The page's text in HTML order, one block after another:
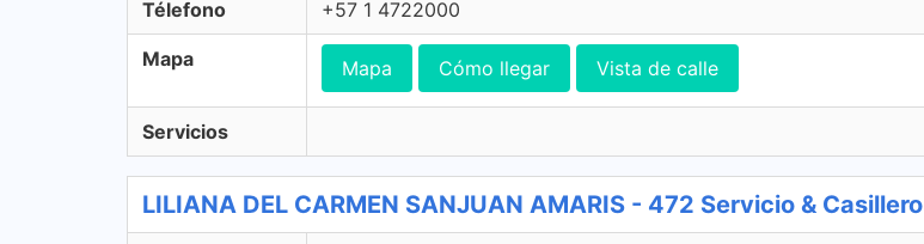
Télefono +57 1 4722000
Mapa Mapa Cómo llegar Vista de calle
Servicios
LILIANA DEL CARMEN SANJUAN AMARIS - 472 Servicio & Casillero